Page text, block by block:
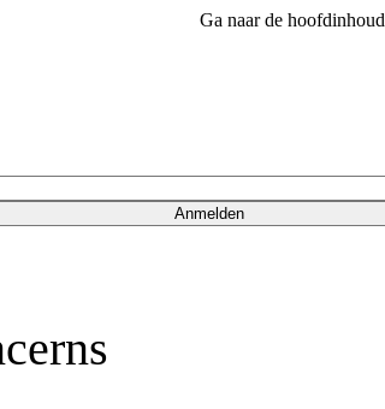
Ga naar de hoofdinhoud
Anmelden